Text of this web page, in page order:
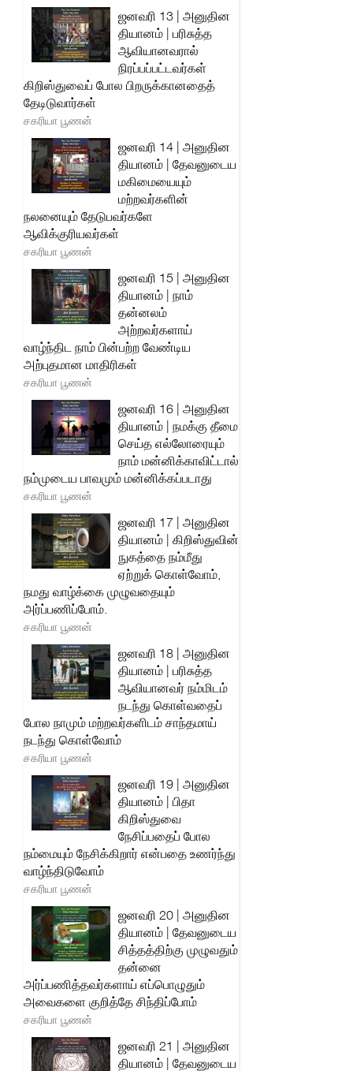
ஜனவரி 13 | அனுதின
தியானம் | பரிசுத்த
ஆவியானவரால்
நிரப்பப்பட்டவர்கள்
கிறிஸ்துவைப் போல பிறருக்கானதைத்
தேடிடுவார்கள்
சகரியா பூணன்
ஜனவரி 14 | அனுதின
தியானம் | தேவனுடைய
மகிமையையும்
மற்றவர்களின்
நலனையும் தேடுபவர்களே
ஆவிக்குரியவர்கள்
சகரியா பூணன்
ஜனவரி 15 | அனுதின
தியானம் | நாம்
தன்னலம்
அற்றவர்களாய்
வாழ்ந்திட நாம் பின்பற்ற வேண்டிய
அற்புதமான மாதிரிகள்
சகரியா பூணன்
ஜனவரி 16 | அனுதின
தியானம் | நமக்கு தீமை
செய்த எல்லோரையும்
நாம் மன்னிக்காவிட்டால்
நம்முடைய பாவமும் மன்னிக்கப்படாது
சகரியா பூணன்
ஜனவரி 17 | அனுதின
தியானம் | கிறிஸ்துவின்
நுகத்தை நம்மீது
ஏற்றுக் கொள்வோம்,
நமது வாழ்க்கை முழுவதையும்
அர்ப்பணிப்போம்.
சகரியா பூணன்
ஜனவரி 18 | அனுதின
தியானம் | பரிசுத்த
ஆவியானவர் நம்மிடம்
நடந்து கொள்வதைப்
போல நாமும் மற்றவர்களிடம் சாந்தமாய்
நடந்து கொள்வோம்
சகரியா பூணன்
ஜனவரி 19 | அனுதின
தியானம் | பிதா
கிறிஸ்துவை
நேசிப்பதைப் போல
நம்மையும் நேசிக்கிறார் என்பதை உணர்ந்து
வாழ்ந்திடுவோம்
சகரியா பூணன்
ஜனவரி 20 | அனுதின
தியானம் | தேவனுடைய
சித்தத்திற்கு முழுவதும்
தன்னை
அர்ப்பணித்தவர்களாய் எப்பொழுதும்
அவைகளை குறித்தே சிந்திப்போம்
சகரியா பூணன்
ஜனவரி 21 | அனுதின
தியானம் | தேவனுடைய